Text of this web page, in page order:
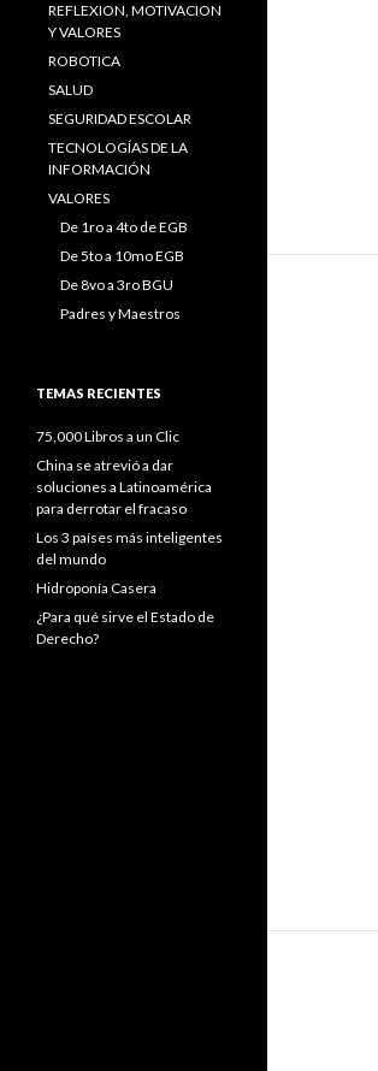
REFLEXION, MOTIVACION
Y VALORES
ROBOTICA
SALUD
SEGURIDAD ESCOLAR
TECNOLOGÍAS DE LA
INFORMACIÓN
VALORES
De 1ro a 4to de EGB
De 5to a 10mo EGB
De 8vo a 3ro BGU
Padres y Maestros
TEMAS RECIENTES
75,000 Libros a un Clic
China se atrevió a dar
soluciones a Latinoamérica
para derrotar el fracaso
Los 3 países más inteligentes
del mundo
Hidroponía Casera
¿Para qué sirve el Estado de
Derecho?